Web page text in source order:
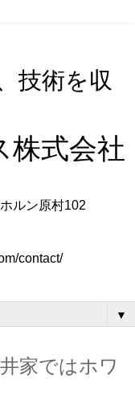
技術を収
株式会社
ルン原村102
contact/
▼
家ではホワ